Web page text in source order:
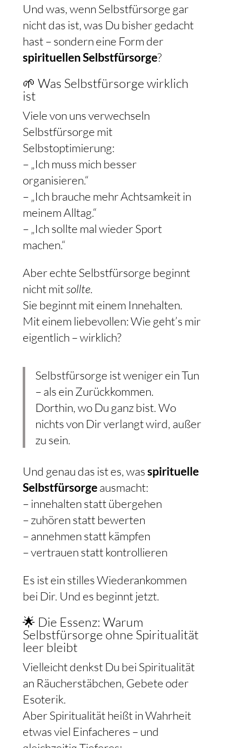
Und was, wenn Selbstfürsorge gar
nicht das ist, was Du bisher gedacht
hast – sondern eine Form der
spirituellen Selbstfürsorge?
🌱 Was Selbstfürsorge wirklich
ist
Viele von uns verwechseln
Selbstfürsorge mit
Selbstoptimierung:
– „Ich muss mich besser
organisieren.“
– „Ich brauche mehr Achtsamkeit in
meinem Alltag.“
– „Ich sollte mal wieder Sport
machen.“
Aber echte Selbstfürsorge beginnt
nicht mitsollte.
Sie beginnt mit einem Innehalten.
Mit einem liebevollen: Wie geht’s mir
eigentlich – wirklich?
Selbstfürsorge ist weniger ein Tun
– als ein Zurückkommen.
Dorthin, wo Du ganz bist. Wo
nichts von Dir verlangt wird, außer
zu sein.
Und genau das ist es, wasspirituelle
Selbstfürsorgeausmacht:
– innehalten statt übergehen
– zuhören statt bewerten
– annehmen statt kämpfen
– vertrauen statt kontrollieren
Es ist ein stilles Wiederankommen
bei Dir. Und es beginnt jetzt.
🌟 Die Essenz: Warum
Selbstfürsorge ohne Spiritualität
leer bleibt
Vielleicht denkst Du bei Spiritualität
an Räucherstäbchen, Gebete oder
Esoterik.
Aber Spiritualität heißt in Wahrheit
etwas viel Einfacheres – und